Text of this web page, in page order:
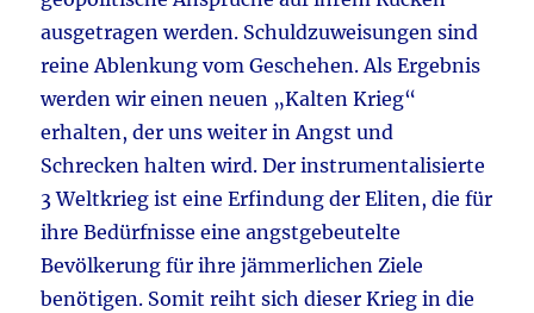
ausgetragen werden. Schuldzuweisungen sind
reine Ablenkung vom Geschehen. Als Ergebnis
werden wir einen neuen „Kalten Krieg“
erhalten, der uns weiter in Angst und
Schrecken halten wird. Der instrumentalisierte
3 Weltkrieg ist eine Erfindung der Eliten, die für
ihre Bedürfnisse eine angstgebeutelte
Bevölkerung für ihre jämmerlichen Ziele
benötigen. Somit reiht sich dieser Krieg in die